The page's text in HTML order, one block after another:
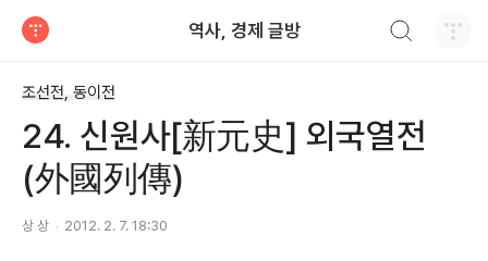
역사, 경제 글방
조선전, 동이전
24. 신원사[新元史] 외국열전
(外國列傳)
상 상 2012. 2. 7. 18:30